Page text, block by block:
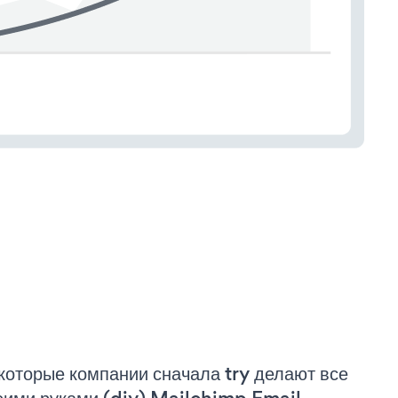
компании сначала try делают все